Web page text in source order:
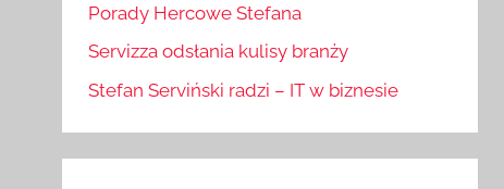
Porady Hercowe Stefana
Servizza odsłania kulisy branży
Stefan Serviński radzi – IT w biznesie